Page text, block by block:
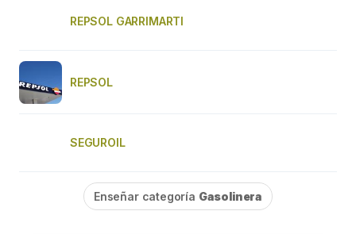
REPSOL GARRIMARTI
REPSOL
SEGUROIL
Enseñar categoría Gasolinera